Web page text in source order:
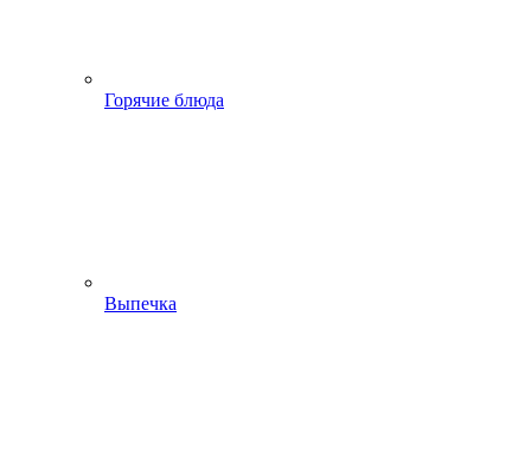
Горячие блюда
Выпечка